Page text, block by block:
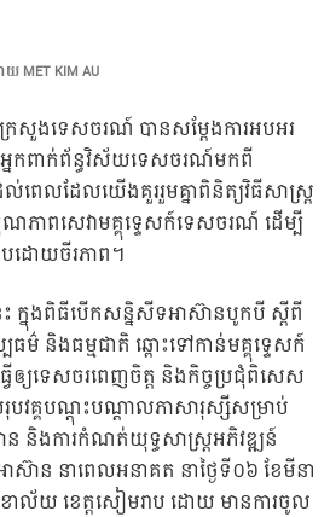
យ MET KIM AU
ក្រសួងទេសចរណ៍ បានសម្ដែងការអបអរ
អ្នកពាក់ព័ន្ធវិស័យទេសចរណ៍មកពី
ពេលដែលយើងគួររួមគ្នាពិនិត្យវិធីសាស្រ្ត
ាពសេវាមគ្គុទេ្ទសក៍ទេសចរណ៍ ដើម្បី
ដោយចីរភាព។
េះ ក្នុងពិធីបើកសន្និសីទអាស៊ានបូកបី ស្តីពី
ម៌ និងធម្មជាតិ ឆ្ពោះទៅកាន់មគ្គុទ្ទេសក៍
យទេសចរពេញចិត្ត និងកិច្ចប្រជុំពិសេស
បវគ្គបណ្តុះបណ្តាលភាសារុស្សីសម្រាប់
និងការកំណត់យុទ្ធសាស្រ្តអភិវឌ្ឍន៍
ន នាពេលអនាគត នាថ្ងៃទី០៦ ខែមីនា
ាល័យ ខេត្តសៀមរាប ដោយ មានការចូល